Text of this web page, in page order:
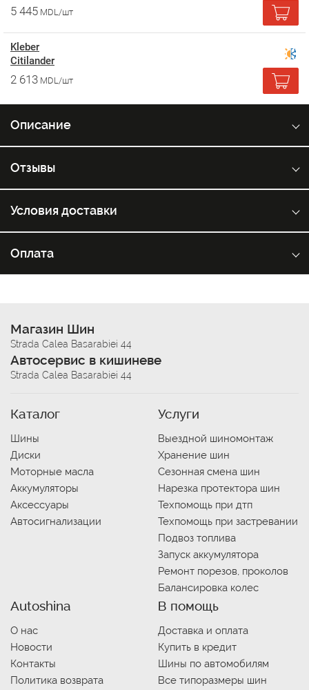
5 445 MDL/шт
Kleber
Citilander
2 613 MDL/шт
Описание
Отзывы
Условия доставки
Оплата
Магазин Шин
Strada Calea Basarabiei 44
Автосервис в кишиневе
Strada Calea Basarabiei 44
Каталог
Шины
Диски
Моторные масла
Аккумуляторы
Аксессуары
Автосигнализации
Услуги
Выездной шиномонтаж
Хранение шин
Сезонная смена шин
Нарезка протектора шин
Техпомощь при дтп
Техпомощь при застревании
Подвоз топлива
Запуск аккумулятора
Ремонт порезов, проколов
Балансировка колес
Autoshina
О нас
Новости
Контакты
Политика возврата
В помощь
Доставка и оплата
Купить в кредит
Шины по автомобилям
Все типоразмеры шин